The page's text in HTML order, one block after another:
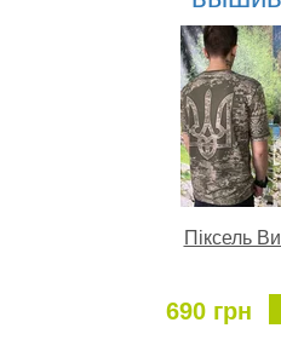
Піксель
690 грн